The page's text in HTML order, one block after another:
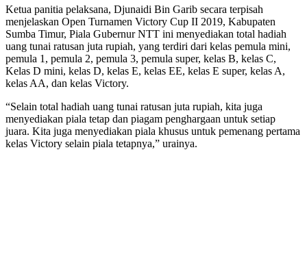
Ketua panitia pelaksana, Djunaidi Bin Garib secara terpisah
menjelaskan Open Turnamen Victory Cup II 2019, Kabupaten
Sumba Timur, Piala Gubernur NTT ini menyediakan total hadiah
uang tunai ratusan juta rupiah, yang terdiri dari kelas pemula mini,
pemula 1, pemula 2, pemula 3, pemula super, kelas B, kelas C,
Kelas D mini, kelas D, kelas E, kelas EE, kelas E super, kelas A,
kelas AA, dan kelas Victory.
“Selain total hadiah uang tunai ratusan juta rupiah, kita juga
menyediakan piala tetap dan piagam penghargaan untuk setiap
juara. Kita juga menyediakan piala khusus untuk pemenang pertama
kelas Victory selain piala tetapnya,” urainya.